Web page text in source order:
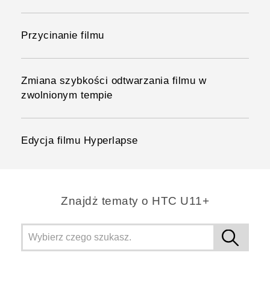
Przycinanie filmu
Zmiana szybkości odtwarzania filmu w
zwolnionym tempie
Edycja filmu Hyperlapse
Znajdż tematy o HTC U11+